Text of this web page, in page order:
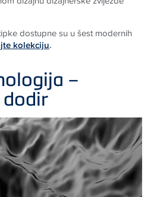
dostupne su u šest modernih
kolekciju.
–
dodir